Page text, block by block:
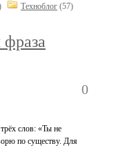
Техноблог (57)
0
слов: «Ты не
по существу. Для